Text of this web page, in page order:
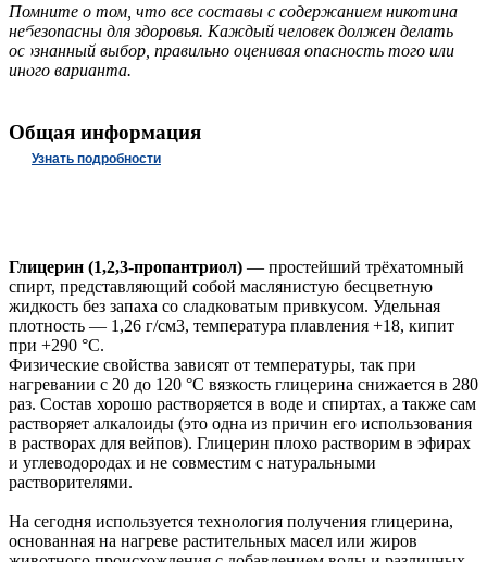
Nicton
по поддержке бизнеса в
вопросах маркировки
Узнать подробности
Помните о том, что все составы с содержанием никотина
небезопасны для здоровья. Каждый человек должен делать
осознанный выбор, правильно оценивая опасность того или
иного варианта.
Общая информация
Глицерин (1,2,3-пропантриол) — простейший трёхатомный
спирт, представляющий собой маслянистую бесцветную
жидкость без запаха со сладковатым привкусом. Удельная
плотность — 1,26 г/см3, температура плавления +18, кипит
при +290 °С.
Физические свойства зависят от температуры, так при
нагревании с 20 до 120 °С вязкость глицерина снижается в 280
раз. Состав хорошо растворяется в воде и спиртах, а также сам
растворяет алкалоиды (это одна из причин его использования
в растворах для вейпов). Глицерин плохо растворим в эфирах
и углеводородах и не совместим с натуральными
растворителями.
На сегодня используется технология получения глицерина,
основанная на нагреве растительных масел или жиров